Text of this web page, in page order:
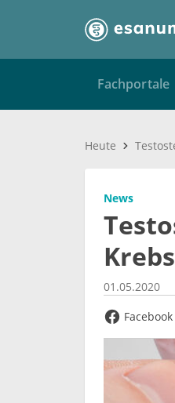
Fachportale
Heute
News
01.05.2020
Facebook